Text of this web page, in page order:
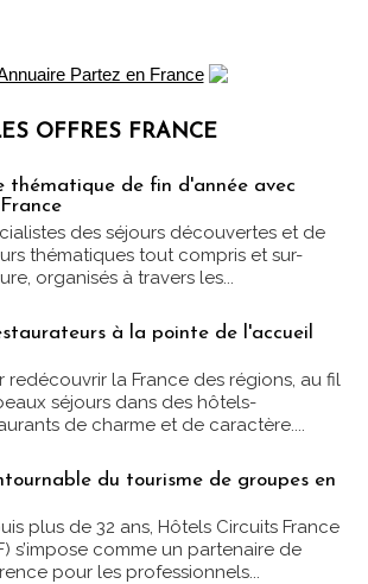
OFFRES FRANCE
thématique de fin d'année avec
des séjours découvertes et de
thématiques tout compris et sur-
organisés à travers les...
à la pointe de l'accueil
redécouvrir la France des régions, au fil
séjours dans des hôtels-
de charme et de caractère....
du tourisme de groupes en
plus de 32 ans, Hôtels Circuits France
s’impose comme un partenaire de
pour les professionnels...